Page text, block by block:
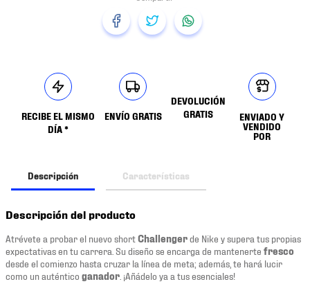
RECIBE EL MISMO
DÍA *
ENVÍO GRATIS
DEVOLUCIÓN
GRATIS
ENVIADO Y
VENDIDO
POR
Descripción Características
Descripción del producto
Atrévete a probar el nuevo shortChallengerde Nike y supera tus propias
expectativas en tu carrera. Su diseño se encarga de mantenerte fresco
desde el comienzo hasta cruzar la línea de meta; además, te hará lucir
como un auténtico ganador . ¡Añádelo ya a tus esenciales!